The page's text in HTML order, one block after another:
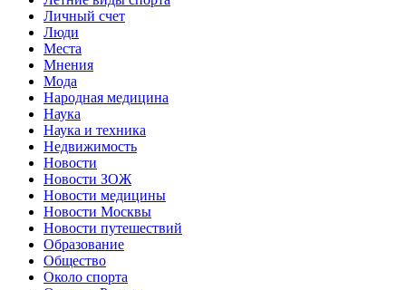
Личный счет
Люди
Места
Мнения
Мода
Народная медицина
Наука
Наука и техника
Недвижимость
Новости
Новости ЗОЖ
Новости медицины
Новости Москвы
Новости путешествий
Образование
Общество
Около спорта